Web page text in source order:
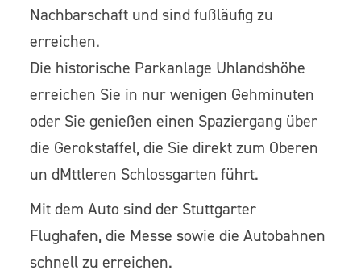
Nachbarschaft und sind fußläufig zu
erreichen.
Die historische Parkanlage Uhlandshöhe
erreichen Sie in nur wenigen Gehminuten
oder Sie genießen einen Spaziergang über
die Gerokstaffel, die Sie direkt zum Oberen
un dMttleren Schlossgarten führt.
Mit dem Auto sind der Stuttgarter
Flughafen, die Messe sowie die Autobahnen
schnell zu erreichen.